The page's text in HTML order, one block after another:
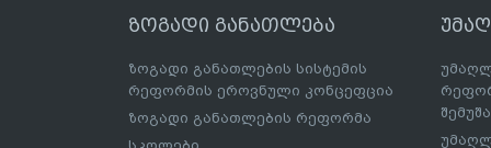
ზოგადი განათლება
ზოგადი განათლების სისტემის
რეფორმის ეროვნული კონცეფცია
ზოგადი განათლების რეფორმა